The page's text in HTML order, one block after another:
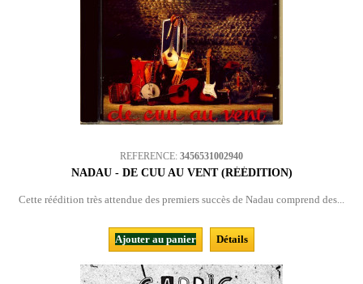
REFERENCE: 3456531002940
NADAU - DE CUU AU VENT (RÉÉDITION)
Cette réédition très attendue des premiers succès de Nadau comprend des...
Ajouter au panier Détails